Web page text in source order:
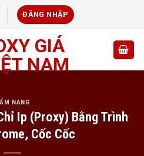
ĐĂNG NHẬP
NANG
Ip (Proxy) Bằng Trình
Cốc Cốc